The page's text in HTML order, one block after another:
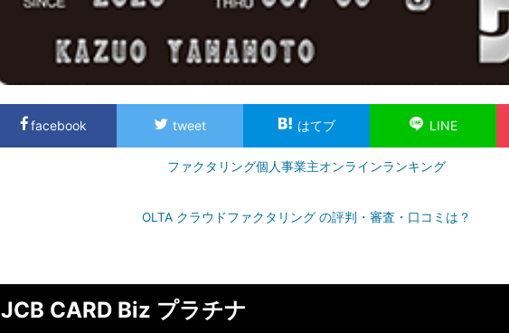
facebook tweet はてブ LINE
ファクタリング個人事業主オンラインランキング
OLTA クラウドファクタリング の評判・審査・口コミは？
JCB CARD Biz プラチナ